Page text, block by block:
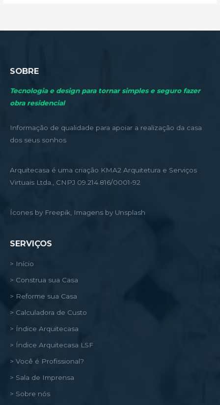
SOBRE
Tecnologia e design para tornar simples e seguro fazer
obra residencial
Informação de qualidade para apoiar a realização da casa
dos seus sonhos
Arquitecasa é uma criação KMA2 Arquitetura e Serviços
Virtuais Ltda., CNPJ 09.214.816/0001-92
Ícones by Freepik, Imagens by Unsplash
SERVIÇOS
> Início
> Construa sua Casa
> Reforme sua Casa
> Calculadora de Custo
> Índice Arquitecasa
> Índice Arquitecasa LSF
> Você é Profissional?
> Sala de Imprensa
> Sobre nós